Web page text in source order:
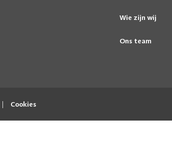
Wie zijn wij
Ons team
| Cookies